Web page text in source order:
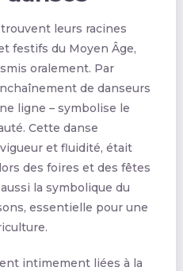
leurs racines
festifs du Moyen Âge,
oralement. Par
de danseurs
ligne – symbolise le
Cette danse
et fluidité, était
des foires et des fêtes
la symbolique du
essentielle pour une
intimement liées à la